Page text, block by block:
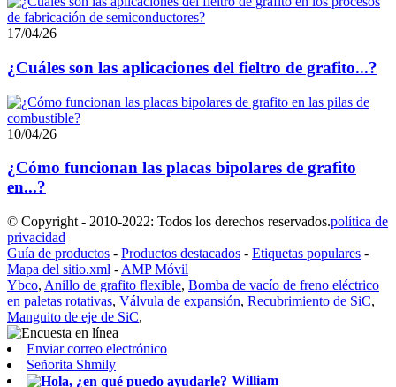
17/04/26
¿Cuáles son las aplicaciones del fieltro de grafito...?
10/04/26
¿Cómo funcionan las placas bipolares de grafito
en...?
© Copyright - 2010-2022: Todos los derechos reservados.política de
privacidad
Guía de productos - Productos destacados - Etiquetas populares -
Mapa del sitio.xml - AMP Móvil
Ybco, Anillo de grafito flexible, Bomba de vacío de freno eléctrico
en paletas rotativas, Válvula de expansión, Recubrimiento de SiC,
Manguito de eje de SiC,
Enviar correo electrónico
Señorita Shmily
William